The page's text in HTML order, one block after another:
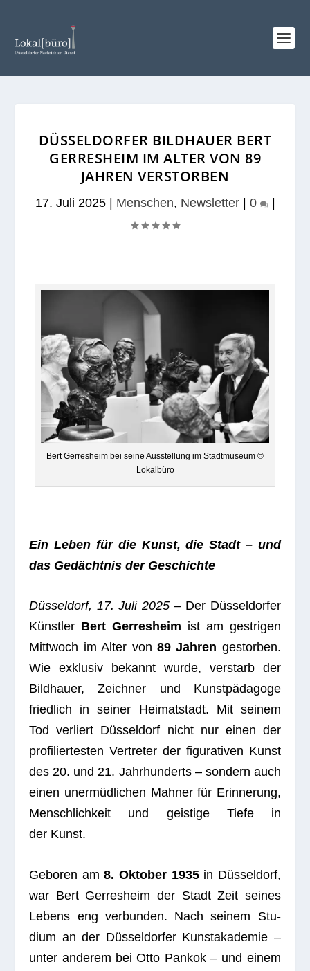
DÜSSELDORFER BILDHAUER BERT
GERRESHEIM IM ALTER VON 89
JAHREN VERSTORBEN
17. Juli 2025| Menschen, Newsletter| 0 |
Bert Ger­res­heim bei seine Aus­stel­lung im Stadt­mu­seum ©
Lokalbüro
Ein Leben für die Kunst, die Stadt – und
das Gedächt­nis der Geschichte
Düs­sel­dorf, 17. Juli 2025 – Der Düs­sel­dor­fer
Künst­ler Bert Ger­res­heim ist am gest­ri­gen
Mitt­woch im Alter von 89 Jah­ren gestor­ben.
Wie exklu­siv bekannt wurde, ver­starb der
Bild­hauer, Zeich­ner und Kunst­päd­agoge
fried­lich in sei­ner Hei­mat­stadt. Mit sei­nem
Tod ver­liert Düs­sel­dorf nicht nur einen der
pro­fi­lier­tes­ten Ver­tre­ter der figu­ra­ti­ven Kunst
des 20. und 21. Jahr­hun­derts – son­dern auch
einen uner­müd­li­chen Mah­ner für Erin­ne­rung,
Mensch­lich­keit und geis­tige Tiefe in
der Kunst.
Gebo­ren am8. Okto­ber 1935in Düs­sel­dorf,
war Bert Ger­res­heim der Stadt Zeit sei­nes
Lebens eng ver­bun­den. Nach sei­nem Stu­
dium an der Düs­sel­dor­fer Kunst­aka­de­mie –
unter ande­rem bei Otto Pan­kok – und einem